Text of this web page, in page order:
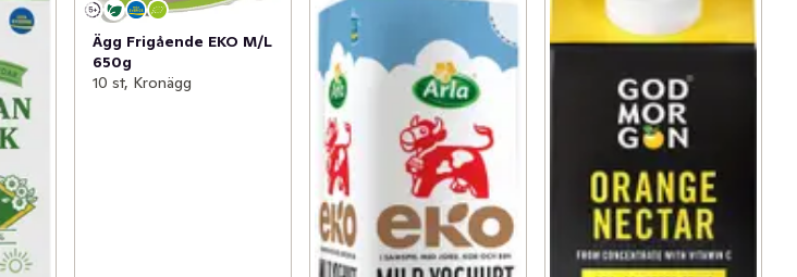
Ägg Frigående EKO M/L
650g
10 st, Kronägg